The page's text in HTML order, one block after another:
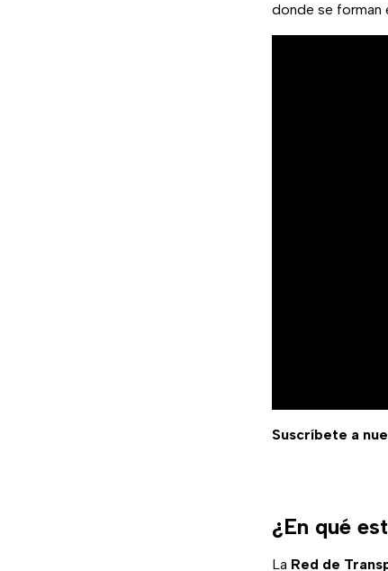
donde se forman
Suscríbete a
¿En qué
La Red de